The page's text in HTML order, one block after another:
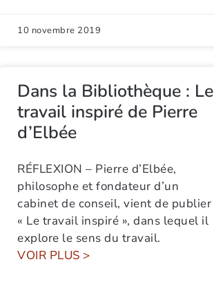
10 novembre 2019
Dans la Bibliothèque : Le
travail inspiré de Pierre
d’Elbée
RÉFLEXION – Pierre d’Elbée,
philosophe et fondateur d’un
cabinet de conseil, vient de publier
« Le travail inspiré », dans lequel il
explore le sens du travail.
VOIR PLUS >